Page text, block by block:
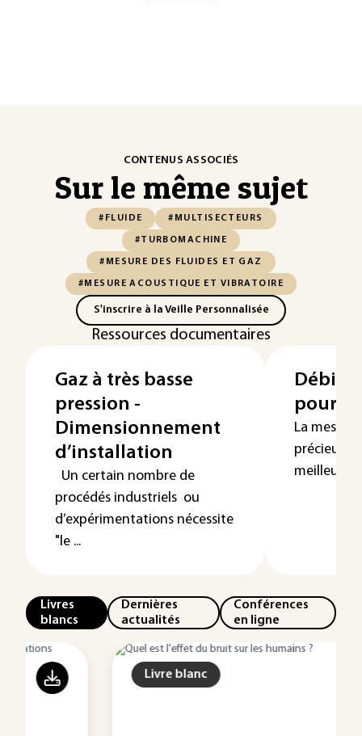
CONTENUS ASSOCIÉS
Sur le même sujet
#FLUIDE #MULTISECTEURS
#TURBOMACHINE
#MESURE DES FLUIDES ET GAZ
#MESURE ACOUSTIQUE ET VIBRATOIRE
S'inscrire à la Veille Personnalisée
Ressources documentaires
Gaz à très basse
pression -
Dimensionnement
d’installation
Un certain nombre de
procédés industriels ou
d’expérimentations nécessite
"le ...
pour
La
précieux
meilleure
Livres
blancs
Dernières
actualités
Conférences
en ligne
Livre blanc